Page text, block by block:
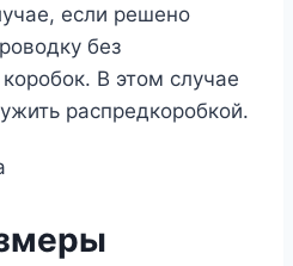
если решено
без
В этом случае
распредкоробкой.